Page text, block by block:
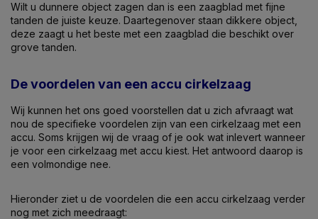
Wilt u dunnere object zagen dan is een zaagblad met fijne
tanden de juiste keuze. Daartegenover staan dikkere object,
deze zaagt u het beste met een zaagblad die beschikt over
grove tanden.
De voordelen van een accu cirkelzaag
Wij kunnen het ons goed voorstellen dat u zich afvraagt wat
nou de specifieke voordelen zijn van een cirkelzaag met een
accu. Soms krijgen wij de vraag of je ook wat inlevert wanneer
je voor een cirkelzaag met accu kiest. Het antwoord daarop is
een volmondige nee.
Hieronder ziet u de voordelen die een accu cirkelzaag verder
nog met zich meedraagt: